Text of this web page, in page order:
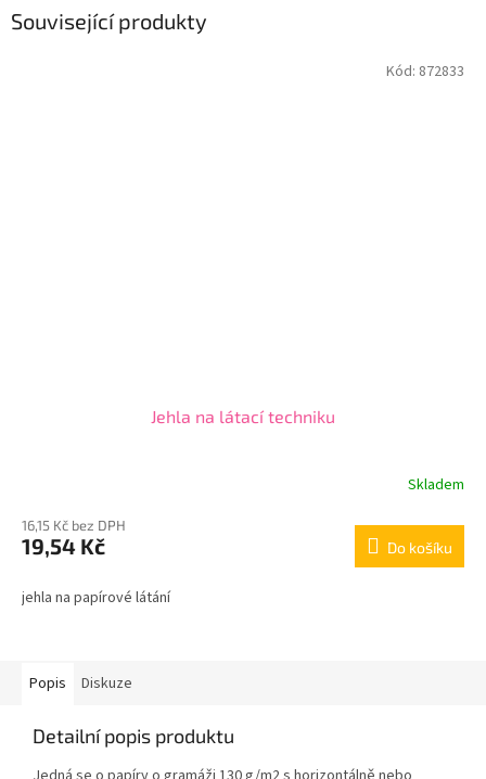
Související produkty
Jehla na látací techniku
Skladem
16,15 Kč bez DPH
19,54 Kč Do košíku
jehla na papírové látání
Kód: 872833
Popis Diskuze
Detailní popis produktu